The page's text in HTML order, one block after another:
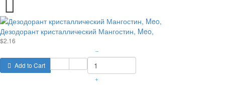
Дезодорант кристаллический Мангостин, Meo,
$2.16
Add to Cart
–
+